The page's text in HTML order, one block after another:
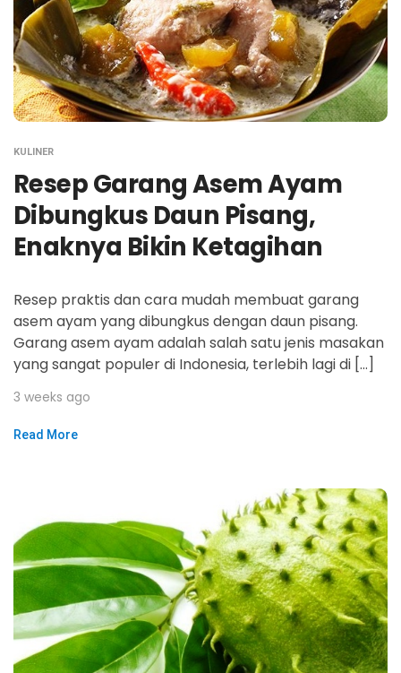
KULINER
Resep Garang Asem Ayam
Dibungkus Daun Pisang,
Enaknya Bikin Ketagihan
Resep praktis dan cara mudah membuat garang
asem ayam yang dibungkus dengan daun pisang.
Garang asem ayam adalah salah satu jenis masakan
yang sangat populer di Indonesia, terlebih lagi di […]
3 weeks ago
Read More